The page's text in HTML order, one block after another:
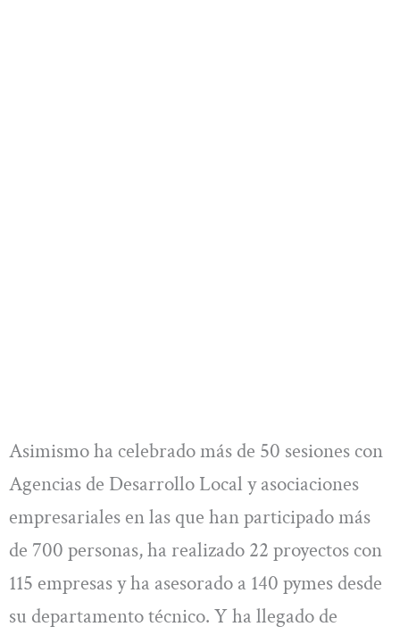
Asimismo ha celebrado más de 50 sesiones con
Agencias de Desarrollo Local y asociaciones
empresariales en las que han participado más
de 700 personas, ha realizado 22 proyectos con
115 empresas y ha asesorado a 140 pymes desde
su departamento técnico. Y ha llegado de